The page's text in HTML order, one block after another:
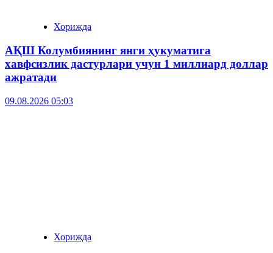
Хорижда
АҚШ Колумбиянинг янги ҳукуматига
хавфсизлик дастурлари учун 1 миллиард доллар
ажратади
09.08.2026 05:03
Хорижда